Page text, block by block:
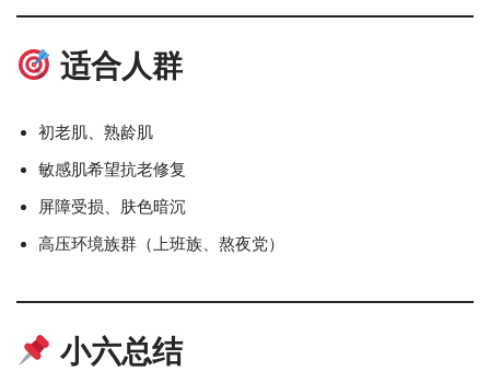
适合人群
初老肌、熟龄肌
敏感肌希望抗老修复
屏障受损、肤色暗沉
高压环境族群（上班族、熬夜党）
小六总结